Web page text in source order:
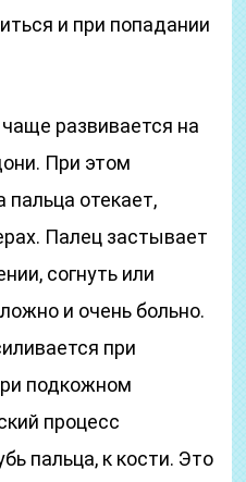
и при попадании
чаще развивается на
При этом
отекает,
Палец застывает
согнуть или
и очень больно.
при
подкожном
процесс
пальца, к кости. Это